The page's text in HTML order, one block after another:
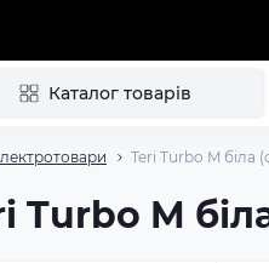
Каталог товарів
Teri Turbo M біла
Turbo M